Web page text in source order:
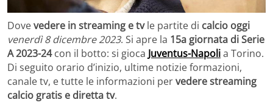
Dovevedere in streaming e tvle partite di calcio oggi
venerdì 8 dicembre 2023. Si apre la 15a giornata di Serie
A 2023-24con il botto: si gioca Juventus-Napolia Torino.
Di seguito orario d’inizio, ultime notizie formazioni,
canale tv, e tutte le informazioni pervedere streaming
calcio gratis e diretta tv.